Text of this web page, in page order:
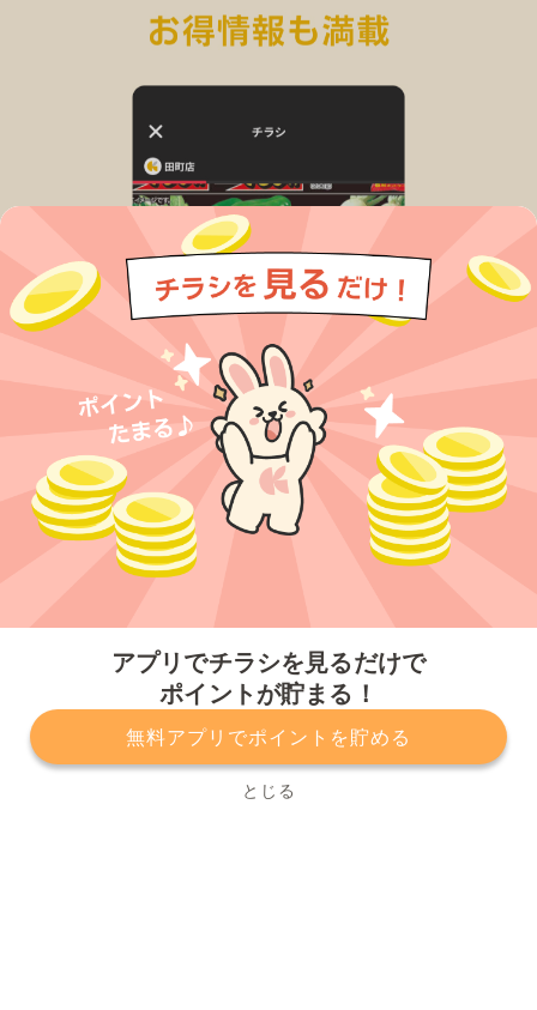
アプリでチラシを見るだけで
ポイントが貯まる！
無料アプリでポイントを貯める
とじる
プライバシーポリシー 利用規約
運営会社
サービスに関してのお問い合わせ